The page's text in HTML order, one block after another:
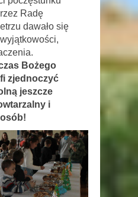
Radę
dawało się
Bożego
zjednoczyć
jeszcze
i